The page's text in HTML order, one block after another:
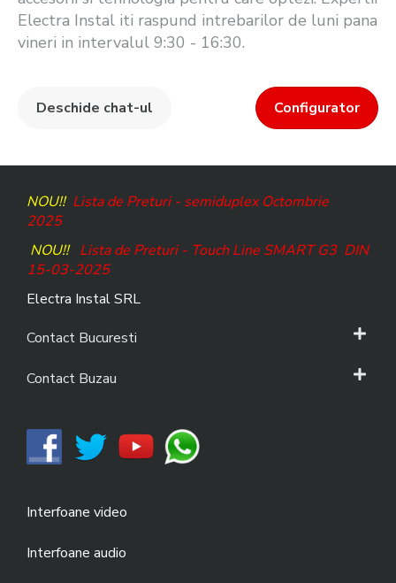
Electra Instal iti raspund intrebarilor de luni pana
vineri in intervalul 9:30 - 16:30.
Deschide chat-ul Configurator
NOU!! Lista de Preturi - semiduplex Octombrie
2025
NOU!! Lista de Preturi - Touch Line SMART G3DIN
15-03-2025
Electra Instal SRL
Contact Bucuresti
Contact Buzau
Interfoane video
Interfoane audio